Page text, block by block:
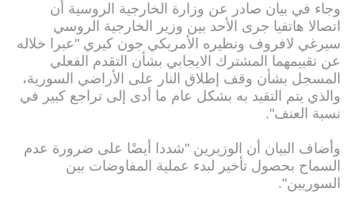
وجاء في بيان صادر عن وزارة الخارجية الروسية أن
اتصالا هاتفيا جرى الأحد بين وزير الخارجية الروسي
سيرغي لافروف ونظيره الأمريكي جون كيري "عبرا خلاله
عن تقييمهما المشترك الايجابي بشأن التقدم الفعلي
المسجل بشأن وقف إطلاق النار على الأراضي السورية،
والذي يتم التقيد به بشكل عام ما أدى إلى تراجع كبير في
نسبة العنف".
وأضاف البيان أن الوزيرين "شددا أيضًا على ضرورة عدم
السماح بحصول تأخير لبدء عملية المفاوضات بين
السوريين".